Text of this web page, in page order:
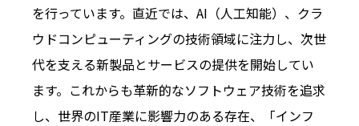
を行っています。直近では、AI（人工知能）、クラ
ウドコンピューティングの技術領域に注力し、次世
代を支える新製品とサービスの提供を開始してい
ます。これからも革新的なソフトウェア技術を追求
し、世界のIT産業に影響力のある存在、「インフ